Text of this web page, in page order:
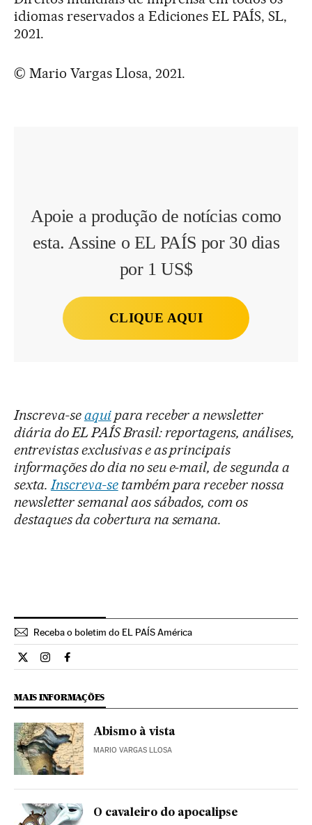
idiomas reservados a Ediciones EL PAÍS, SL,
2021.
© Mario Vargas Llosa, 2021.
Apoie a produção de notícias como
esta. Assine o EL PAÍS por 30 dias
por 1 US$
CLIQUE AQUI
Inscreva-seaquipara receber a newsletter
diária do EL PAÍS Brasil: reportagens, análises,
entrevistas exclusivas e as principais
informações do dia no seu e-mail, de segunda a
sexta. Inscreva-setambém para receber nossa
newsletter semanal aos sábados, com os
destaques da cobertura na semana.
Receba o boletim do EL PAÍS América
Opiniao El País Brasil en Twitter
Opiniao El País Brasil en Instagram
Opiniao El País Brasil en Facebook
MAIS INFORMAÇÕES
Abismo à vista
MARIO VARGAS LLOSA
O cavaleiro do apocalipse